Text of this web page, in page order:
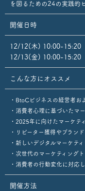
を図るための24の実践的
開催日時
12/12(木) 10:00-15:20
12/13(金) 10:00-15:20
こんな方にオススメ
・BtoCビジネスの経営者お
・消費者心理に基づいたマ
・2025年に向けたマーケテ
・リピーター獲得やブラン
・新しいデジタルマーケテ
・次世代のマーケティング
・消費者の行動変化に対応
開催方法